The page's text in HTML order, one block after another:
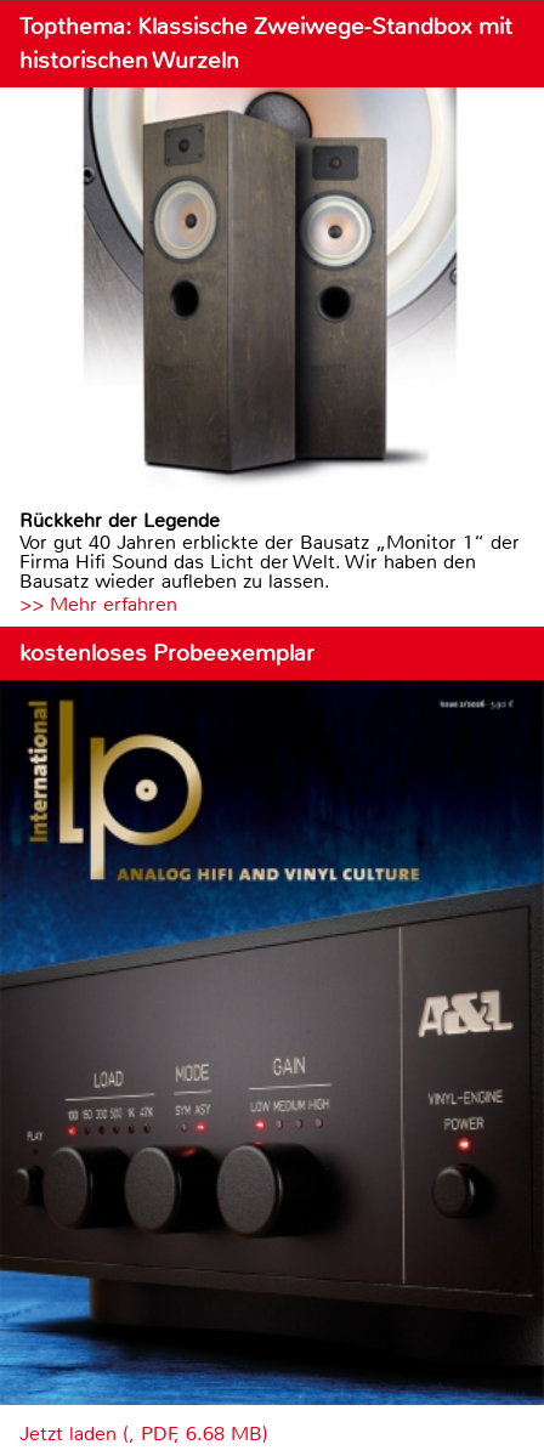
Topthema: Klassische Zweiwege-Standbox mit
historischen Wurzeln
Rückkehr der Legende
Vor gut 40 Jahren erblickte der Bausatz „Monitor 1“ der
Firma Hifi Sound das Licht der Welt. Wir haben den
Bausatz wieder aufleben zu lassen.
>> Mehr erfahren
kostenloses Probeexemplar
Jetzt laden (, PDF, 6.68 MB)